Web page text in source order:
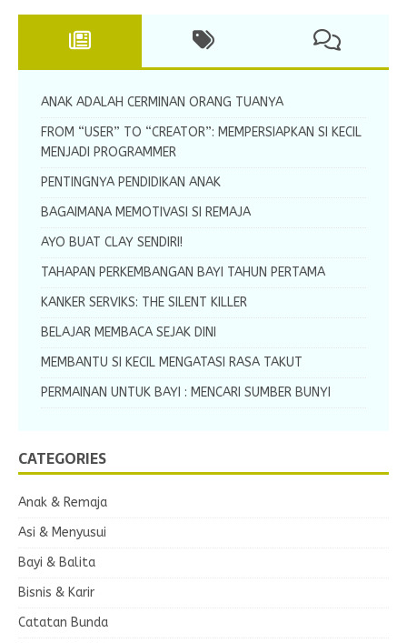
ANAK ADALAH CERMINAN ORANG TUANYA
FROM “USER” TO “CREATOR”: MEMPERSIAPKAN SI KECIL
MENJADI PROGRAMMER
PENTINGNYA PENDIDIKAN ANAK
BAGAIMANA MEMOTIVASI SI REMAJA
AYO BUAT CLAY SENDIRI!
TAHAPAN PERKEMBANGAN BAYI TAHUN PERTAMA
KANKER SERVIKS: THE SILENT KILLER
BELAJAR MEMBACA SEJAK DINI
MEMBANTU SI KECIL MENGATASI RASA TAKUT
PERMAINAN UNTUK BAYI : MENCARI SUMBER BUNYI
CATEGORIES
Anak & Remaja
Asi & Menyusui
Bayi & Balita
Bisnis & Karir
Catatan Bunda